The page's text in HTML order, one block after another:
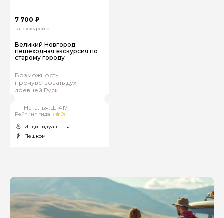
7 700 ₽
за экскурсию
Великий Новгород:
пешеходная экскурсия по
старому городу
Возможность
прочувствовать дух
древней Руси
Наталья.Ш 417
Рейтинг гида (
0)
Индивидуальная
Пешком